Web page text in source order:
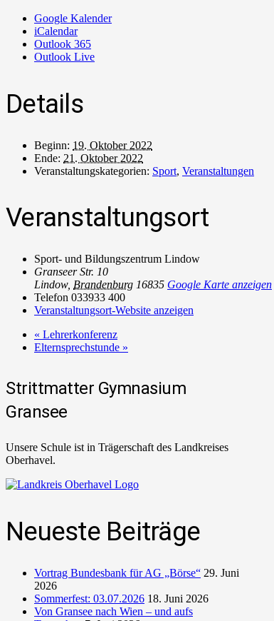
Google Kalender
iCalendar
Outlook 365
Outlook Live
Details
Beginn: 19. Oktober 2022
Ende: 21. Oktober 2022
Veranstaltungskategorien: Sport, Veranstaltungen
Veranstaltungsort
Sport- und Bildungszentrum Lindow
Granseer Str. 10
Lindow, Brandenburg 16835 Google Karte anzeigen
Telefon 033933 400
Veranstaltungsort-Website anzeigen
« Lehrerkonferenz
Elternsprechstunde »
Strittmatter Gymnasium
Gransee
Unsere Schule ist in Trägerschaft des Landkreises
Oberhavel.
Neueste Beiträge
Vortrag Bundesbank für AG „Börse“ 29. Juni
2026
Sommerfest: 03.07.2026 18. Juni 2026
Von Gransee nach Wien – und aufs